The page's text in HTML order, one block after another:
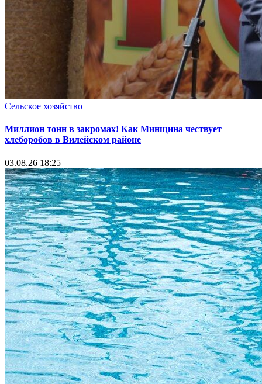
Сельское хозяйство
Миллион тонн в закромах! Как Минщина чествует
хлеборобов в Вилейском районе
03.08.26 18:25